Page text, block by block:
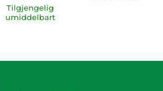
Tilgjengelig
umiddelbart